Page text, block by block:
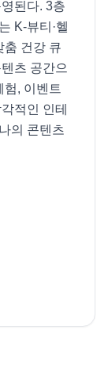
된다. 3층
K-뷰티·헬
춤 건강 큐
츠 공간으
험, 이벤트
적인 인테
의 콘텐츠